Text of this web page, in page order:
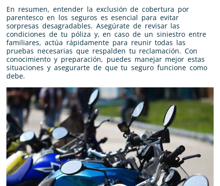
En resumen, entender la exclusión de cobertura por
parentesco en los seguros es esencial para evitar
sorpresas desagradables. Asegúrate de revisar las
condiciones de tu póliza y, en caso de un siniestro entre
familiares, actúa rápidamente para reunir todas las
pruebas necesarias que respalden tu reclamación. Con
conocimiento y preparación, puedes manejar mejor estas
situaciones y asegurarte de que tu seguro funcione como
debe.